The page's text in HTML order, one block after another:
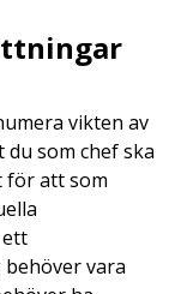
vikten av
som chef ska
för att som
vara